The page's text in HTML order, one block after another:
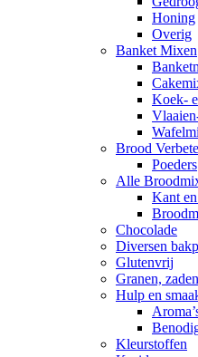
Honing
Overig
Banket Mixen
Koek-
Brood
Poeders
Alle
Kant
Chocolade
Diversen
Glutenvrij
Granen,
Hulp en
Kleurstoffen